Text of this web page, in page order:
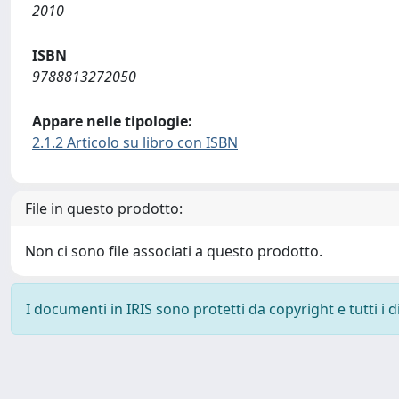
2010
ISBN
9788813272050
Appare nelle tipologie:
2.1.2 Articolo su libro con ISBN
File in questo prodotto:
Non ci sono file associati a questo prodotto.
I documenti in IRIS sono protetti da copyright e tutti i